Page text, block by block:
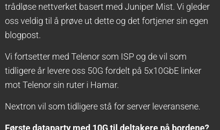
trådløse nettverket basert med Juniper Mist. Vi gleder
oss veldig til å prøve ut dette og det fortjener sin egen
blogpost.
Vi fortsetter med Telenor som ISP og de vil som
tidligere år levere oss 50G fordelt på 5x10GbE linker
mot Telenor sin ruter i Hamar.
Nextron vil som tidligere stå for server leveransene.
Første dataparty med 10G til deltakere på bordene?